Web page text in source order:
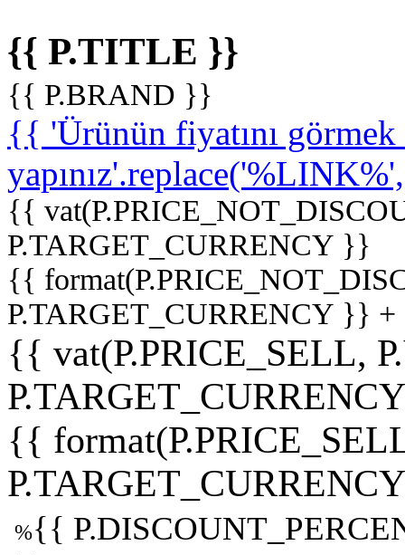
{{ P.TITLE }}
{{ P.BRAND }}
{{ 'Ürünün fiyatını
{{
P.TARGET_CURRENCY }}
{{
P.TARGET_CURRENCY }}
{{ vat(P.PRICE_SELL,
{{
%{{